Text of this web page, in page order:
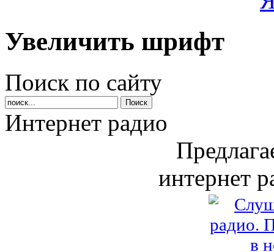
Увеличить шрифт
Поиск по сайту
Интернет радио
интернет